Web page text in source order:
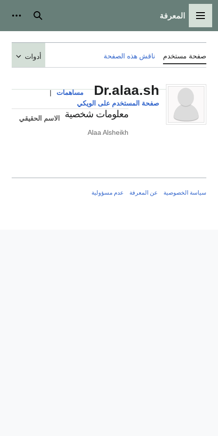
القائمة الرئيسية
المعرفة بحث
صفحة مستخدم ناقش هذه الصفحة أدوات
Dr.alaa.sh مساهمات
|
صفحة المستخدم على الويكي
معلومات شخصية
الاسم الحقيقي
Alaa Alsheikh
سياسة الخصوصية عن المعرفة عدم مسؤولية